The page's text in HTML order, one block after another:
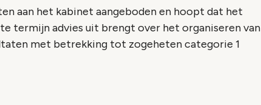
aan het kabinet aangeboden en hoopt dat het
termijn advies uit brengt over het organiseren van
met betrekking tot zogeheten categorie 1